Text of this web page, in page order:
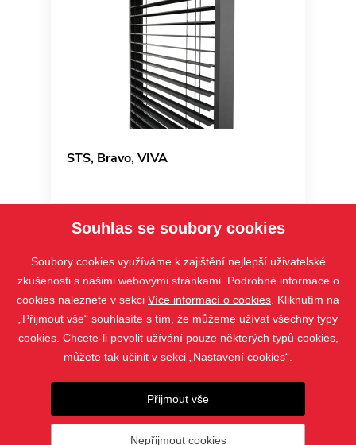
STS, Bravo, VIVA
PRODUKTY
Souhlas se soubory cookies
Soubory cookies využíváme k zajištění nejlepší uživatelské
zkušenosti s našimi webovými stránkami. Podrobné informace o
cookies naleznete v sekci Více informací o cookies . Kliknutím na
„Přijmout vše“ souhlasíte s tím, že můžeme užívat všechny typy
cookies. Chcete-li povolit užívání pouze některých typů cookies,
můžete tak učinit v sekci „Nastavení cookies“.
Přijmout vše
Nepřijmout cookies